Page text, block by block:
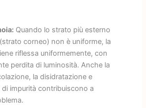
Quando lo strato più esterno
corneo) non è uniforme, la
riflessa uniformemente, con
perdita di luminosità. Anche la
la disidratazione e
di impurità contribuiscono a